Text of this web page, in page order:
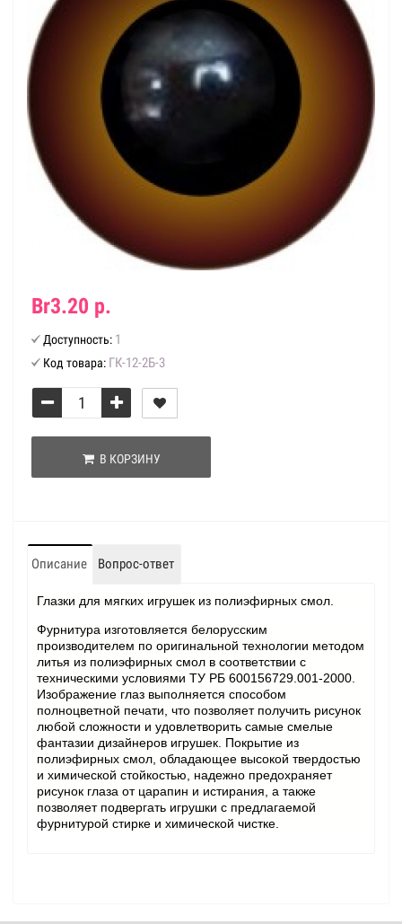
Br3.20 р.
Доступность: 1
Код товара: ГК-12-2Б-3
В КОРЗИНУ
Описание Вопрос-ответ
Глазки для мягких игрушек из полиэфирных смол.
Фурнитура изготовляется белорусским
производителем по оригинальной технологии методом
литья из полиэфирных смол в соответствии с
техническими условиями ТУ РБ 600156729.001-2000.
Изображение глаз выполняется способом
полноцветной печати, что позволяет получить рисунок
любой сложности и удовлетворить самые смелые
фантазии дизайнеров игрушек. Покрытие из
полиэфирных смол, обладающее высокой твердостью
и химической стойкостью, надежно предохраняет
рисунок глаза от царапин и истирания, а также
позволяет подвергать игрушки с предлагаемой
фурнитурой стирке и химической чистке.